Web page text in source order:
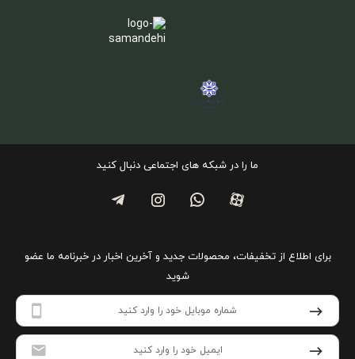
ما را در شبکه های اجتماعی دنبال کنید
برای اطلاع از تخفیفات، محصولات جدید و آخرین اخبار در خبرنامه ما عضو
شوید